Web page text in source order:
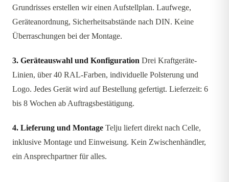
Grundrisses erstellen wir einen Aufstellplan. Laufwege,
Geräteanordnung, Sicherheitsabstände nach DIN. Keine
Überraschungen bei der Montage.
3. Geräteauswahl und Konfiguration Drei Kraftgeräte-
Linien, über 40 RAL-Farben, individuelle Polsterung und
Logo. Jedes Gerät wird auf Bestellung gefertigt. Lieferzeit: 6
bis 8 Wochen ab Auftragsbestätigung.
4. Lieferung und Montage Telju liefert direkt nach Celle,
inklusive Montage und Einweisung. Kein Zwischenhändler,
ein Ansprechpartner für alles.